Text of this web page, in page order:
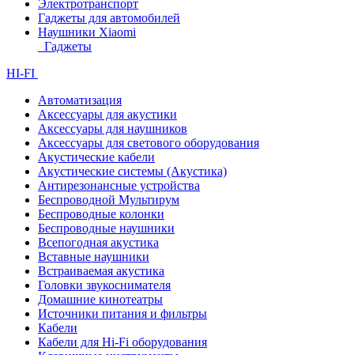
Электротранспорт
Гаджеты для автомобилей
Наушники Xiaomi
Гаджеты
HI-FI
Автоматизация
Аксессуары для акустики
Аксессуары для наушников
Аксессуары для светового оборудования
Акустические кабели
Акустические системы (Акустика)
Антирезонансные устройства
Беспроводной Мультирум
Беспроводные колонки
Беспроводные наушники
Всепогодная акустика
Вставные наушники
Встраиваемая акустика
Головки звукоснимателя
Домашние кинотеатры
Источники питания и фильтры
Кабели
Кабели для Hi-Fi оборудования